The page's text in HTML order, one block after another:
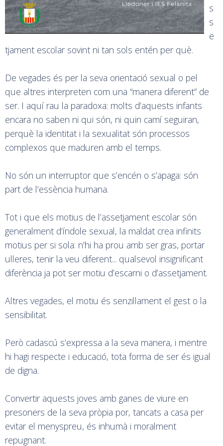
s
s
e
tjament escolar sovint ni tan sols entén per què.
De vegades és per la seva orientació sexual o pel
que altres interpreten com una “manera diferent” de
ser. I aquí rau la paradoxa: molts d’aquests infants
encara no saben ni qui són, ni quin camí seguiran,
perquè la identitat i la sexualitat són processos
complexos que maduren amb el temps.
No són un interruptor que s’encén o s’apaga: són
part de l’essència humana.
Tot i que els motius de l’assetjament escolar són
generalment d’índole sexual, la maldat crea infinits
motius per si sola: n’hi ha prou amb ser gras, portar
ulleres, tenir la veu diferent... qualsevol insignificant
diferència ja pot ser motiu d’escarni o d’assetjament.
Altres vegades, el motiu és senzillament el gest o la
sensibilitat.
Però cadascú s’expressa a la seva manera, i mentre
hi hagi respecte i educació, tota forma de ser és igual
de digna.
Convertir aquests joves amb ganes de viure en
presoners de la seva pròpia por, tancats a casa per
evitar el menyspreu, és inhumà i moralment
repugnant.